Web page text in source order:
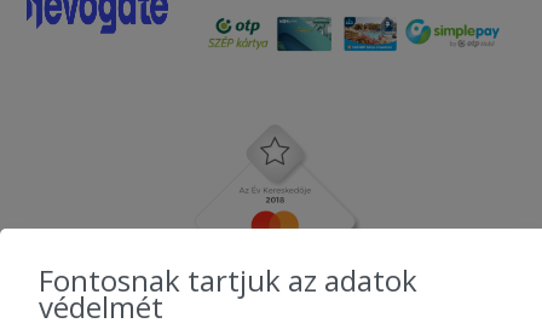
Fontosnak tartjuk az adatok
védelmét